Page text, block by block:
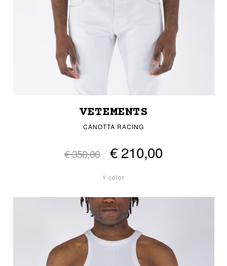
VETEMENTS
CANOTTA RACING
€ 350,00 € 210,00
1 color